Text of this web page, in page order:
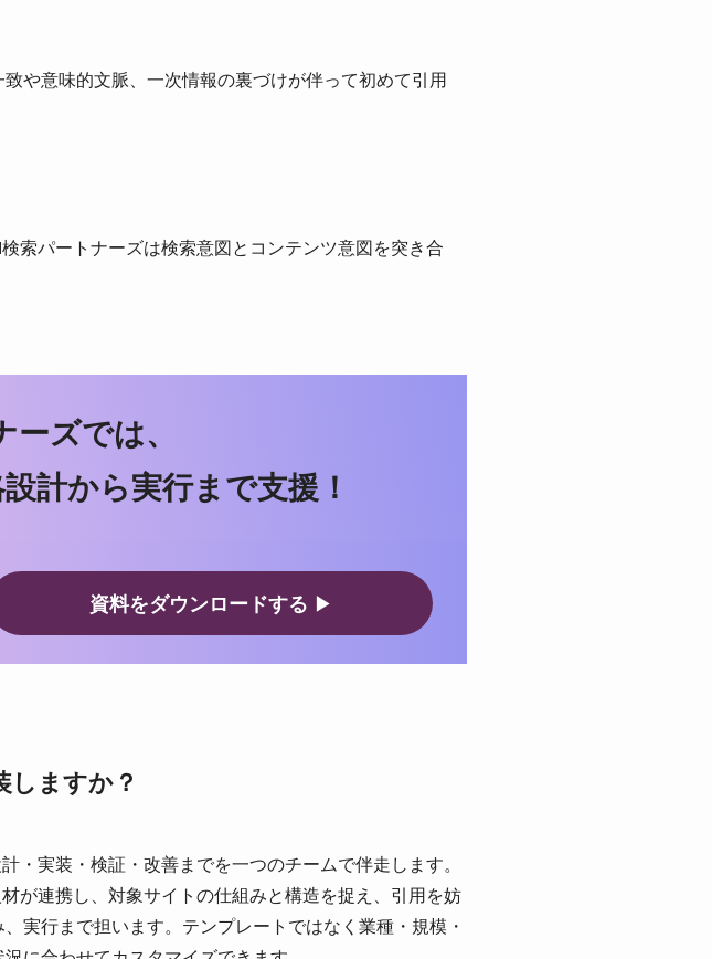
や意味的文脈、一次情報の裏づけが伴って初めて引用
索パートナーズは検索意図とコンテンツ意図を突き合
ズでは、
計から実行まで支援！
資料をダウンロードする ▶
しますか？
実装・検証・改善までを一つのチームで伴走します。
が連携し、対象サイトの仕組みと構造を捉え、引用を妨
実行まで担います。テンプレートではなく業種・規模・